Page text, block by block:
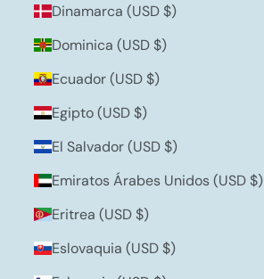
Dinamarca (USD $)
Dominica (USD $)
Ecuador (USD $)
Egipto (USD $)
El Salvador (USD $)
Emiratos Árabes Unidos (USD $)
Eritrea (USD $)
Eslovaquia (USD $)